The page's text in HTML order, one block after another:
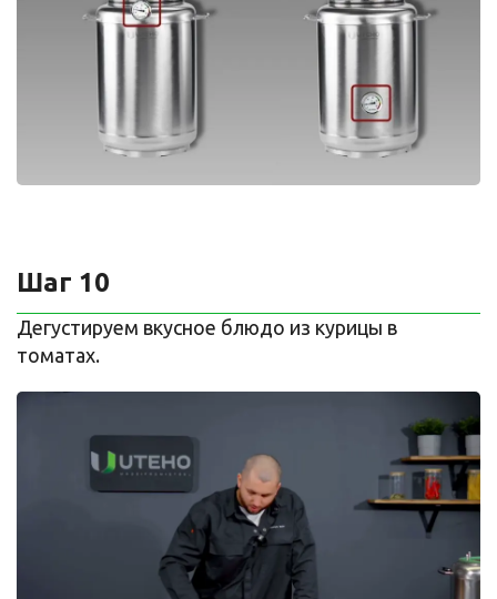
Шаг 10
Дегустируем вкусное блюдо из курицы в
томатах.